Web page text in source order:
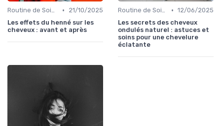
Routine de Soins pour Cheveux Bouclés •
21/10/2025
Les effets du henné sur les
cheveux : avant et après
Routine de Soins pour Cheveux Bouclés • 12/06/2025
Les secrets des cheveux
ondulés naturel : astuces et
soins pour une chevelure
éclatante